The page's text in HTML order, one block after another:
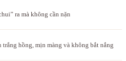
ra mà không cần nặn
trắng hồng, mịn màng và không bắt nắng